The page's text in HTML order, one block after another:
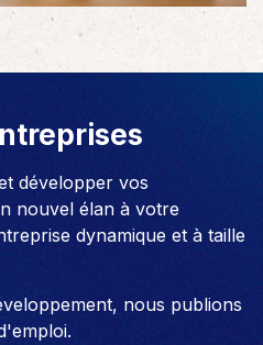
développer vos
nouvel élan à votre
dynamique et à taille
nous publions